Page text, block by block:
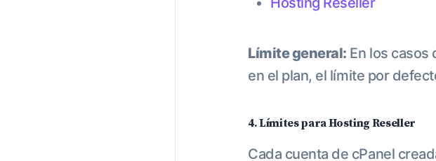
Límite general: En los casos
en el plan, el límite por
4. Límites para Hosting Reseller
Cada cuenta de cPanel